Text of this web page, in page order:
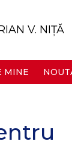
V. NIȚĂ
MINE